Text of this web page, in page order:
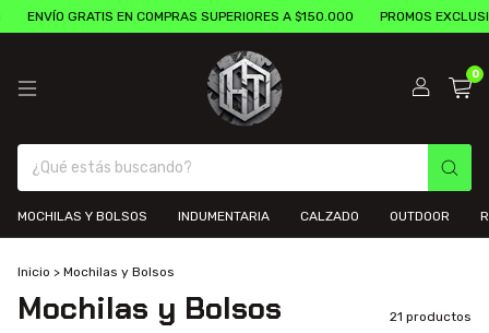
GRATIS EN COMPRAS SUPERIORES A $150.000 PROMOS EXCLUSIVAS
0
MOCHILAS Y BOLSOS INDUMENTARIA CALZADO OUTDOOR
Inicio > Mochilas y Bolsos
Mochilas y Bolsos 21 productos